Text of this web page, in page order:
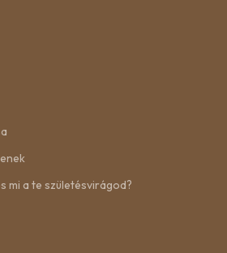
mi a te születésvirágod?